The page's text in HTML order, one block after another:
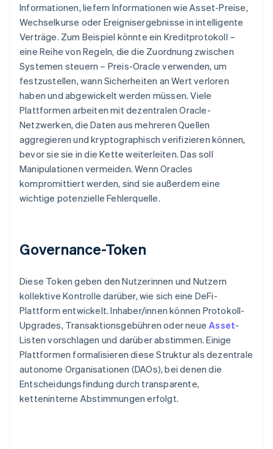
Informationen, liefern Informationen wie Asset-Preise,
Wechselkurse oder Ereignisergebnisse in intelligente
Verträge. Zum Beispiel könnte ein Kreditprotokoll –
eine Reihe von Regeln, die die Zuordnung zwischen
Systemen steuern – Preis-Oracle verwenden, um
festzustellen, wann Sicherheiten an Wert verloren
haben und abgewickelt werden müssen. Viele
Plattformen arbeiten mit dezentralen Oracle-
Netzwerken, die Daten aus mehreren Quellen
aggregieren und kryptographisch verifizieren können,
bevor sie sie in die Kette weiterleiten. Das soll
Manipulationen vermeiden. Wenn Oracles
kompromittiert werden, sind sie außerdem eine
wichtige potenzielle Fehlerquelle.
Governance-Token
Diese Token geben den Nutzerinnen und Nutzern
kollektive Kontrolle darüber, wie sich eine DeFi-
Plattform entwickelt. Inhaber/innen können Protokoll-
Upgrades, Transaktionsgebühren oder neueAsset-
Listen vorschlagen und darüber abstimmen. Einige
Plattformen formalisieren diese Struktur als dezentrale
autonome Organisationen (DAOs), bei denen die
Entscheidungsfindung durch transparente,
ketteninterne Abstimmungen erfolgt.